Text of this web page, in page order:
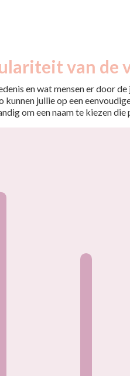
van de
en wat mensen er door
jullie op een
om een naam te kiezen